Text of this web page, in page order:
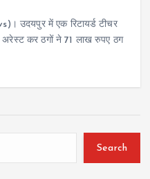
उदयपुर में एक रिटायर्ड टीचर
कर ठगों ने 71 लाख रुपए ठग
Search